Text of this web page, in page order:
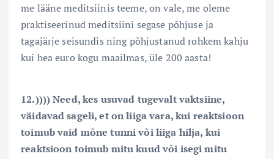
me lääne meditsiinis teeme, on vale, me oleme
praktiseerinud meditsiini segase põhjuse ja
tagajärje seisundis ning põhjustanud rohkem kahju
kui hea euro kogu maailmas, üle 200 aasta!
12.)))) Need, kes usuvad tugevalt vaktsiine,
väidavad sageli, et on liiga vara, kui reaktsioon
toimub vaid mõne tunni või liiga hilja, kui
reaktsioon toimub mitu kuud või isegi mitu